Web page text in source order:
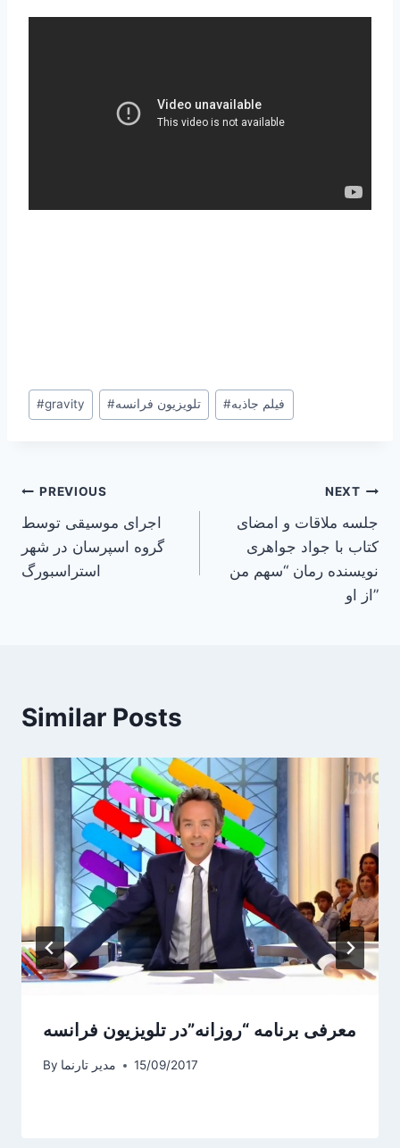
Post
Tags:
#gravity #تلویزیون فرانسه #فیلم جاذبه
Post
navigation
PREVIOUS
اجرای موسیقی توسط
گروه اسپرسان در شهر
استراسبورگ
NEXT
جلسه ملاقات و امضای
کتاب با جواد جواهری
نویسنده رمان “سهم من
از او”
Similar Posts
معرفی برنامه “روزانه”در تلویزیون فرانسه
By مدیر تارنما 15/09/2017